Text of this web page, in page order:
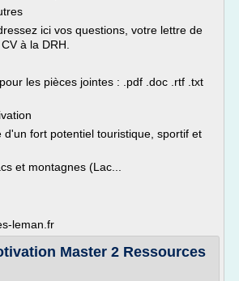
ici vos questions, votre lettre de
à la DRH.
les pièces jointes : .pdf .doc .rtf .txt
d'un fort potentiel touristique, sportif et
et montagnes (Lac...
leman.fr
Master 2 Ressources